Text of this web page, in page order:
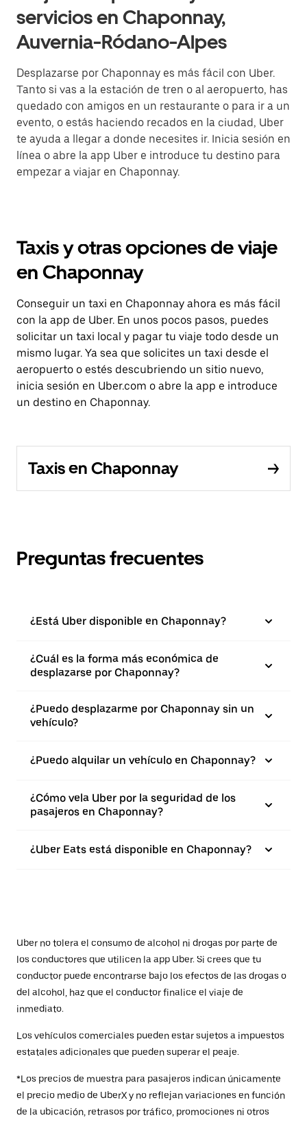
servicios en Chaponnay,
Auvernia-Ródano-Alpes
Desplazarse por Chaponnay es más fácil con Uber.
Tanto si vas a la estación de tren o al aeropuerto, has
quedado con amigos en un restaurante o para ir a un
evento, o estás haciendo recados en la ciudad, Uber
te ayuda a llegar a donde necesites ir. Inicia sesión en
línea o abre la app Uber e introduce tu destino para
empezar a viajar en Chaponnay.
Taxis y otras opciones de viaje
en Chaponnay
Conseguir un taxi en Chaponnay ahora es más fácil
con la app de Uber. En unos pocos pasos, puedes
solicitar un taxi local y pagar tu viaje todo desde un
mismo lugar. Ya sea que solicites un taxi desde el
aeropuerto o estés descubriendo un sitio nuevo,
inicia sesión en Uber.com o abre la app e introduce
un destino en Chaponnay.
Taxis en Chaponnay
Preguntas frecuentes
¿Está Uber disponible en Chaponnay?
¿Cuál es la forma más económica de
desplazarse por Chaponnay?
¿Puedo desplazarme por Chaponnay sin un
vehículo?
¿Puedo alquilar un vehículo en Chaponnay?
¿Cómo vela Uber por la seguridad de los
pasajeros en Chaponnay?
¿Uber Eats está disponible en Chaponnay?
Uber no tolera el consumo de alcohol ni drogas por parte de
los conductores que utilicen la app Uber. Si crees que tu
conductor puede encontrarse bajo los efectos de las drogas o
del alcohol, haz que el conductor finalice el viaje de
inmediato.
Los vehículos comerciales pueden estar sujetos a impuestos
estatales adicionales que pueden superar el peaje.
*Los precios de muestra para pasajeros indican únicamente
el precio medio de UberX y no reflejan variaciones en función
de la ubicación, retrasos por tráfico, promociones ni otros